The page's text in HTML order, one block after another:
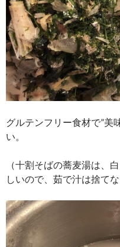
グルテンフリー食材で”美
い。
（十割そばの蕎麦湯は、
しいので、茹で汁は捨て